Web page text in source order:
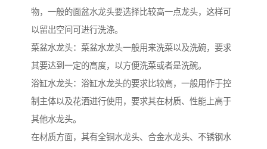
物，一般的面盆水龙头要选择比较高一点龙头，这样可
以留出空间可进行洗涤。
菜盆水龙头：菜盆水龙头一般用来洗菜以及洗碗，要求
其要达到一定的高度，以方便洗菜或者是洗碗。
浴缸水龙头：浴缸水龙头的要求比较高，一般用作于控
制主体以及花洒进行使用，要求其在材质、性能上高于
其他水龙头。
在材质方面，其有全铜水龙头、合金水龙头、不锈钢水